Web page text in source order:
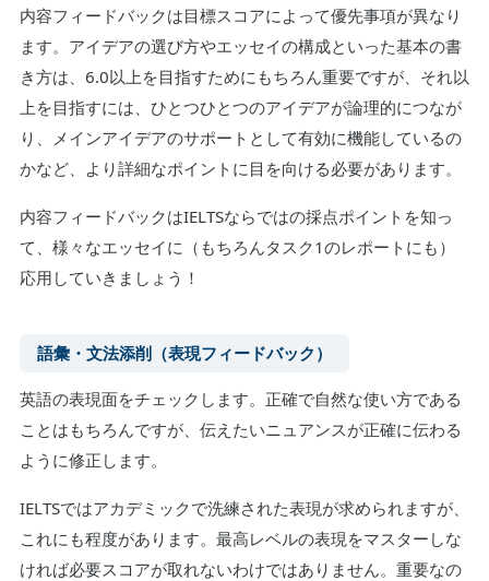
内容フィードバックは目標スコアによって優先事項が異なり
ます。アイデアの選び方やエッセイの構成といった基本の書
き方は、6.0以上を目指すためにもちろん重要ですが、それ以
上を目指すには、ひとつひとつのアイデアが論理的につなが
り、メインアイデアのサポートとして有効に機能しているの
かなど、より詳細なポイントに目を向ける必要があります。
内容フィードバックはIELTSならではの採点ポイントを知っ
て、様々なエッセイに（もちろんタスク1のレポートにも）
応用していきましょう！
語彙・文法添削（表現フィードバック）
英語の表現面をチェックします。正確で自然な使い方である
ことはもちろんですが、伝えたいニュアンスが正確に伝わる
ように修正します。
IELTSではアカデミックで洗練された表現が求められますが、
これにも程度があります。最高レベルの表現をマスターしな
ければ必要スコアが取れないわけではありません。重要なの